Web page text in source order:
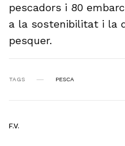
pescadors i 80
a la sostenibilitat i la
pesquer.
TAGS PESCA
F.V.